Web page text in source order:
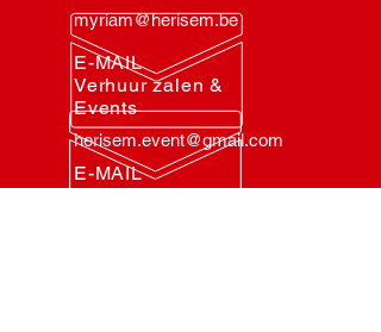
myriam@herisem.be
E-MAIL
Verhuur zalen &
Events
herisem.event@gmail.com
E-MAIL
Scholen,